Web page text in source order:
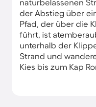
naturbelassenen
der Abstieg über
Pfad, der über die
führt, ist
unterhalb der
Strand und
Kies bis zum Kap